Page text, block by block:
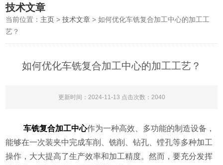
技术文章
当前位置： 主页 >技术文章 > 如何优化车铣复合加工中心的加工工
艺？
如何优化车铣复合加工中心的加工工艺？
更新时间：2024-11-13 点击次数：2040
车铣复合加工中心作为一种高效、多功能的制造设备，
能够在一次装夹中完成车削、铣削、钻孔、镗孔等多种加工
操作，大大提高了生产效率和加工精度。然而，要充分发挥